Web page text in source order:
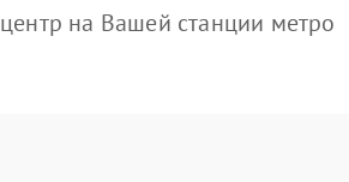
на Вашей станции метро